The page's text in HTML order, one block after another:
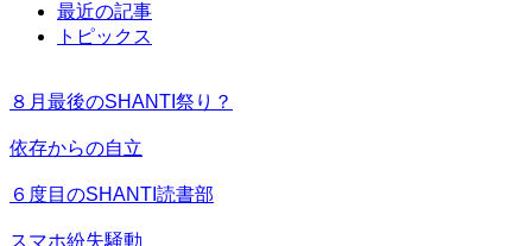
最近の記事
トピックス
８月最後のSHANTI祭り？
依存からの自立
６度目のSHANTI読書部
スマホ紛失騒動